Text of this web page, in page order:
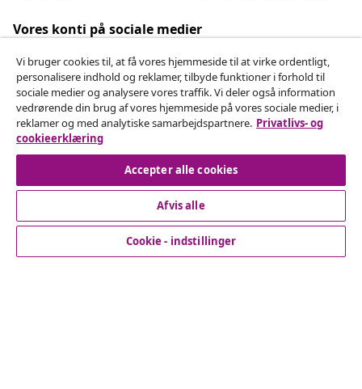
Vores konti på sociale medier
Fortryd køb
Indsend en anmodning om at fortryde din ordre.
Fortryd køb
Vi bruger cookies til, at få vores hjemmeside til at virke ordentligt,
personalisere indhold og reklamer, tilbyde funktioner i forhold til
sociale medier og analysere vores traffik. Vi deler også information
vedrørende din brug af vores hjemmeside på vores sociale medier, i
reklamer og med analytiske samarbejdspartnere. Privatlivs- og
cookieerklæring
Accepter alle cookies
Afvis alle
Cookie - indstillinger